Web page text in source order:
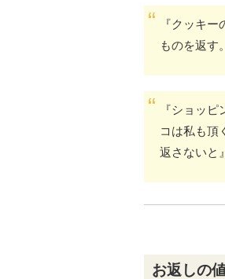
『クッキ
ものを返す
『ショッ
コは私も頂
返さないと』
お返しの